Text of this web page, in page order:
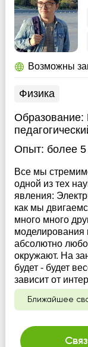
Возможны
Физика
Образование:
Опыт: более 5
Все мы
одной из тех
явления:
как мы
много много
моделирования
абсолютно
окружают. На
будет - будет
зависит от
Ближайшее